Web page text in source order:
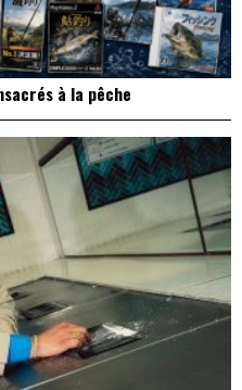
à la pêche